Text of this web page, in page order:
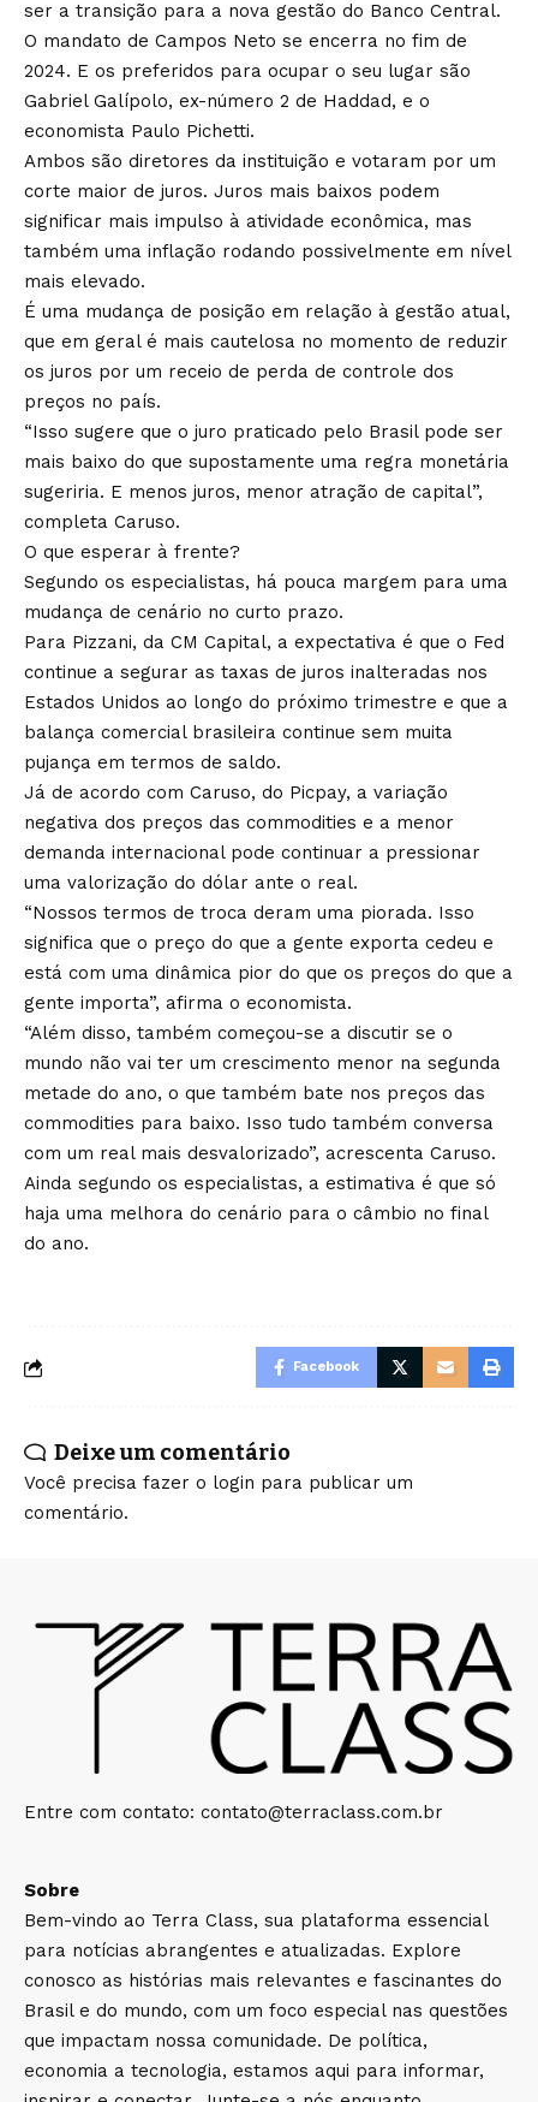
ser a transição para a nova gestão do Banco Central.
O mandato de Campos Neto se encerra no fim de
2024. E os preferidos para ocupar o seu lugar são
Gabriel Galípolo, ex-número 2 de Haddad, e o
economista Paulo Pichetti.
Ambos são diretores da instituição e votaram por um
corte maior de juros. Juros mais baixos podem
significar mais impulso à atividade econômica, mas
também uma inflação rodando possivelmente em nível
mais elevado.
É uma mudança de posição em relação à gestão atual,
que em geral é mais cautelosa no momento de reduzir
os juros por um receio de perda de controle dos
preços no país.
“Isso sugere que o juro praticado pelo Brasil pode ser
mais baixo do que supostamente uma regra monetária
sugeriria. E menos juros, menor atração de capital”,
completa Caruso.
O que esperar à frente?
Segundo os especialistas, há pouca margem para uma
mudança de cenário no curto prazo.
Para Pizzani, da CM Capital, a expectativa é que o Fed
continue a segurar as taxas de juros inalteradas nos
Estados Unidos ao longo do próximo trimestre e que a
balança comercial brasileira continue sem muita
pujança em termos de saldo.
Já de acordo com Caruso, do Picpay, a variação
negativa dos preços das commodities e a menor
demanda internacional pode continuar a pressionar
uma valorização do dólar ante o real.
“Nossos termos de troca deram uma piorada. Isso
significa que o preço do que a gente exporta cedeu e
está com uma dinâmica pior do que os preços do que a
gente importa”, afirma o economista.
“Além disso, também começou-se a discutir se o
mundo não vai ter um crescimento menor na segunda
metade do ano, o que também bate nos preços das
commodities para baixo. Isso tudo também conversa
com um real mais desvalorizado”, acrescenta Caruso.
Ainda segundo os especialistas, a estimativa é que só
haja uma melhora do cenário para o câmbio no final
do ano.
Facebook
Deixe um comentário
Você precisa fazer o login para publicar um
comentário.
Entre com contato: contato@terraclass.com.br
Sobre
Bem-vindo ao Terra Class, sua plataforma essencial
para notícias abrangentes e atualizadas. Explore
conosco as histórias mais relevantes e fascinantes do
Brasil e do mundo, com um foco especial nas questões
que impactam nossa comunidade. De política,
economia a tecnologia, estamos aqui para informar,